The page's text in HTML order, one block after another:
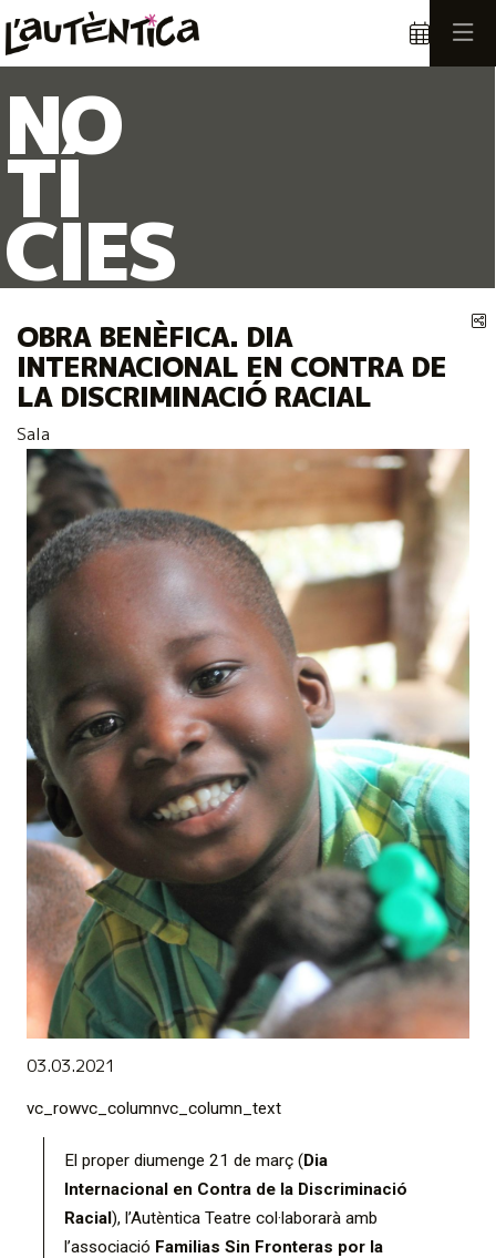
NO
TÍ
CIES
OBRA BENÈFICA. DIA
INTERNACIONAL EN CONTRA DE
LA DISCRIMINACIÓ RACIAL
Sala
03.03.2021
vc_rowvc_columnvc_column_text
El proper diumenge 21 de març (Dia
Internacional en Contra de la Discriminació
Racial), l’Autèntica Teatre col·laborarà amb
l’associació Familias Sin Fronteras por la